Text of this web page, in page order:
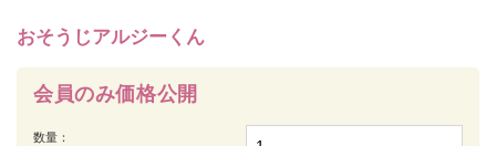
おそうじアルジーくん
会員のみ価格公開
数量：